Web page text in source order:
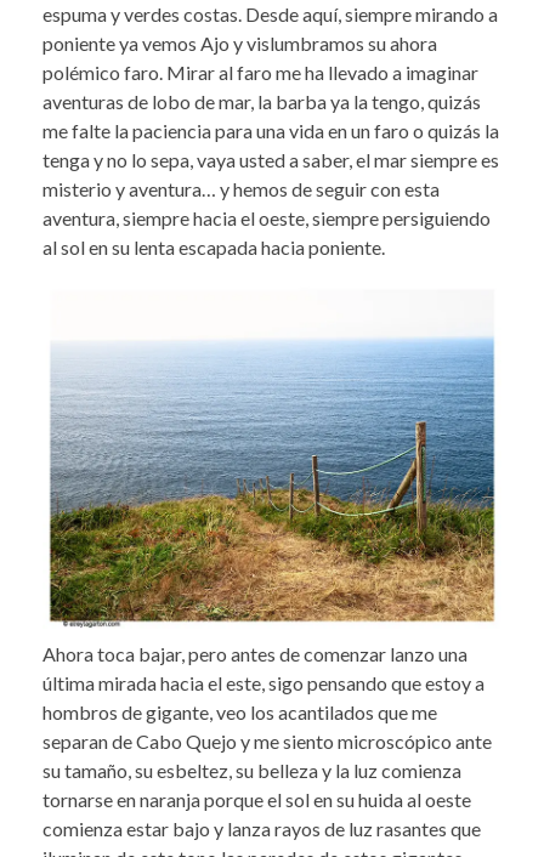
espuma y verdes costas. Desde aquí, siempre mirando a
poniente ya vemos Ajo y vislumbramos su ahora
polémico faro. Mirar al faro me ha llevado a imaginar
aventuras de lobo de mar, la barba ya la tengo, quizás
me falte la paciencia para una vida en un faro o quizás la
tenga y no lo sepa, vaya usted a saber, el mar siempre es
misterio y aventura… y hemos de seguir con esta
aventura, siempre hacia el oeste, siempre persiguiendo
al sol en su lenta escapada hacia poniente.
Ahora toca bajar, pero antes de comenzar lanzo una
última mirada hacia el este, sigo pensando que estoy a
hombros de gigante, veo los acantilados que me
separan de Cabo Quejo y me siento microscópico ante
su tamaño, su esbeltez, su belleza y la luz comienza
tornarse en naranja porque el sol en su huida al oeste
comienza estar bajo y lanza rayos de luz rasantes que